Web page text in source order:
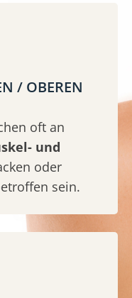
/ OBEREN
oft an
und
oder
sein.